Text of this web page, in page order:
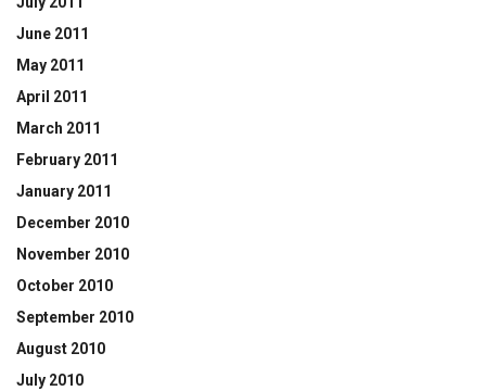
June 2011
May 2011
April 2011
March 2011
February 2011
January 2011
December 2010
November 2010
October 2010
September 2010
August 2010
July 2010